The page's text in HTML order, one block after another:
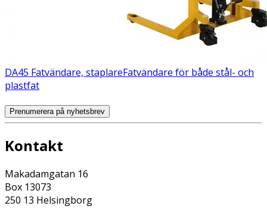
DA45 Fatvändare, staplareFatvändare för både stål- och
plastfat
Prenumerera på nyhetsbrev
Kontakt
Makadamgatan 16
Box 13073
250 13 Helsingborg